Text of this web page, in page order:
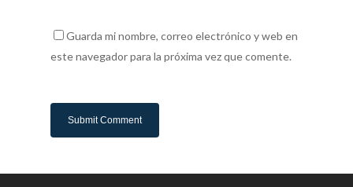
Guarda mi nombre, correo electrónico y web en
este navegador para la próxima vez que comente.